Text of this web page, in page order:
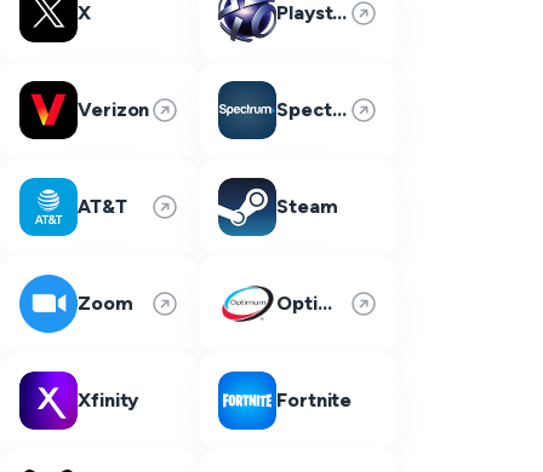
X Playstation Network
Verizon Spectrum
AT&T Steam
Zoom Optimum
Xfinity Fortnite